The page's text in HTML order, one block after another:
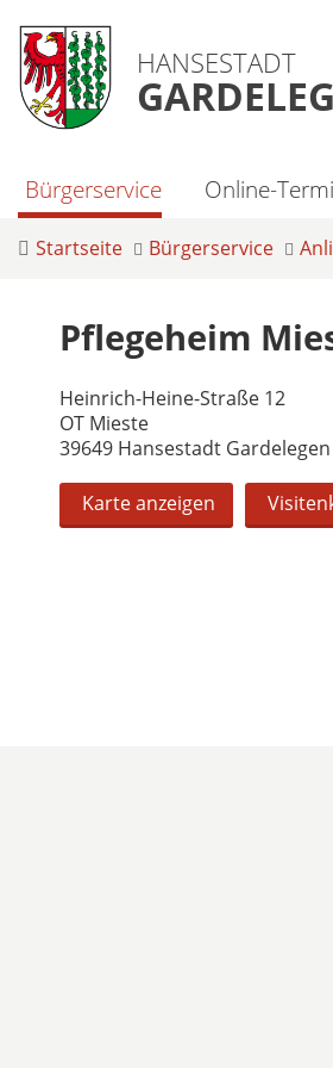
HANSESTADT
Bürgerservice Online-
Startseite Bürgerservice
Pflegeheim
Heinrich-Heine-Straße 12
OT Mieste
39649 Hansestadt Gardelegen
Karte anzeigen